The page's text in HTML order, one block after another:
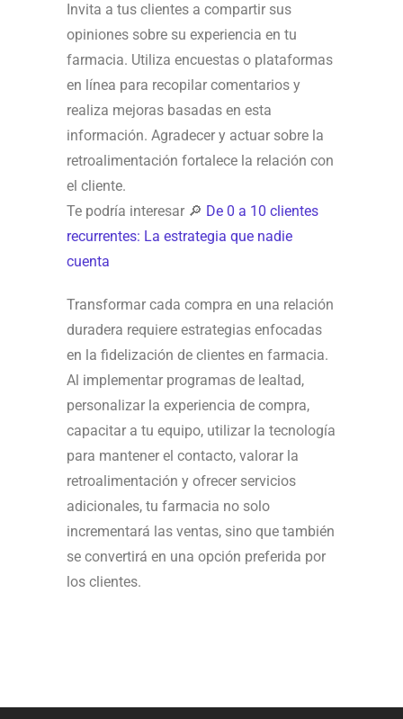
Invita a tus clientes a compartir sus
opiniones sobre su experiencia en tu
farmacia. Utiliza encuestas o plataformas
en línea para recopilar comentarios y
realiza mejoras basadas en esta
información. Agradecer y actuar sobre la
retroalimentación fortalece la relación con
el cliente.
Te podría interesar 🔎 De 0 a 10 clientes
recurrentes: La estrategia que nadie
cuenta
Transformar cada compra en una relación
duradera requiere estrategias enfocadas
en la fidelización de clientes en farmacia.
Al implementar programas de lealtad,
personalizar la experiencia de compra,
capacitar a tu equipo, utilizar la tecnología
para mantener el contacto, valorar la
retroalimentación y ofrecer servicios
adicionales, tu farmacia no solo
incrementará las ventas, sino que también
se convertirá en una opción preferida por
los clientes.